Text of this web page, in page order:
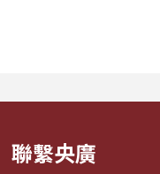
啦啦隊...
聯繫央廣